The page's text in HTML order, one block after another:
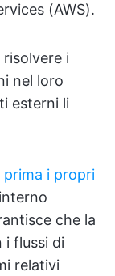
(AWS).
i
nel loro
esterni li
i propri
che la
i flussi di
relativi